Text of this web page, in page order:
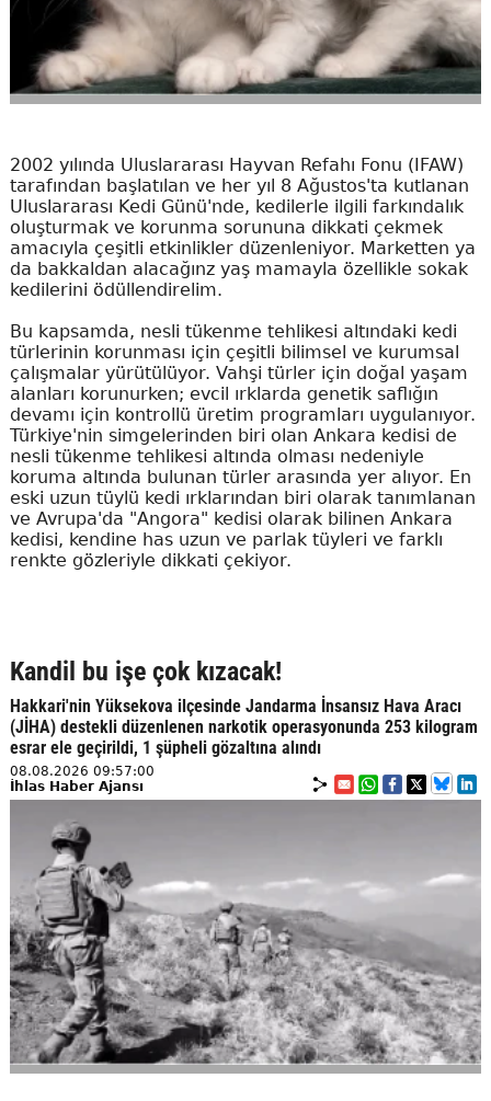
2002 yılında Uluslararası Hayvan Refahı Fonu (IFAW)
tarafından başlatılan ve her yıl 8 Ağustos'ta kutlanan
Uluslararası Kedi Günü'nde, kedilerle ilgili farkındalık
oluşturmak ve korunma sorununa dikkati çekmek
amacıyla çeşitli etkinlikler düzenleniyor. Marketten ya
da bakkaldan alacağınz yaş mamayla özellikle sokak
kedilerini ödüllendirelim.
Bu kapsamda, nesli tükenme tehlikesi altındaki kedi
türlerinin korunması için çeşitli bilimsel ve kurumsal
çalışmalar yürütülüyor. Vahşi türler için doğal yaşam
alanları korunurken; evcil ırklarda genetik saflığın
devamı için kontrollü üretim programları uygulanıyor.
Türkiye'nin simgelerinden biri olan Ankara kedisi de
nesli tükenme tehlikesi altında olması nedeniyle
koruma altında bulunan türler arasında yer alıyor. En
eski uzun tüylü kedi ırklarından biri olarak tanımlanan
ve Avrupa'da "Angora" kedisi olarak bilinen Ankara
kedisi, kendine has uzun ve parlak tüyleri ve farklı
renkte gözleriyle dikkati çekiyor.
Kandil bu işe çok kızacak!
Hakkari'nin Yüksekova ilçesinde Jandarma İnsansız Hava Aracı
(JİHA) destekli düzenlenen narkotik operasyonunda 253 kilogram
esrar ele geçirildi, 1 şüpheli gözaltına alındı
08.08.2026 09:57:00
İhlas Haber Ajansı